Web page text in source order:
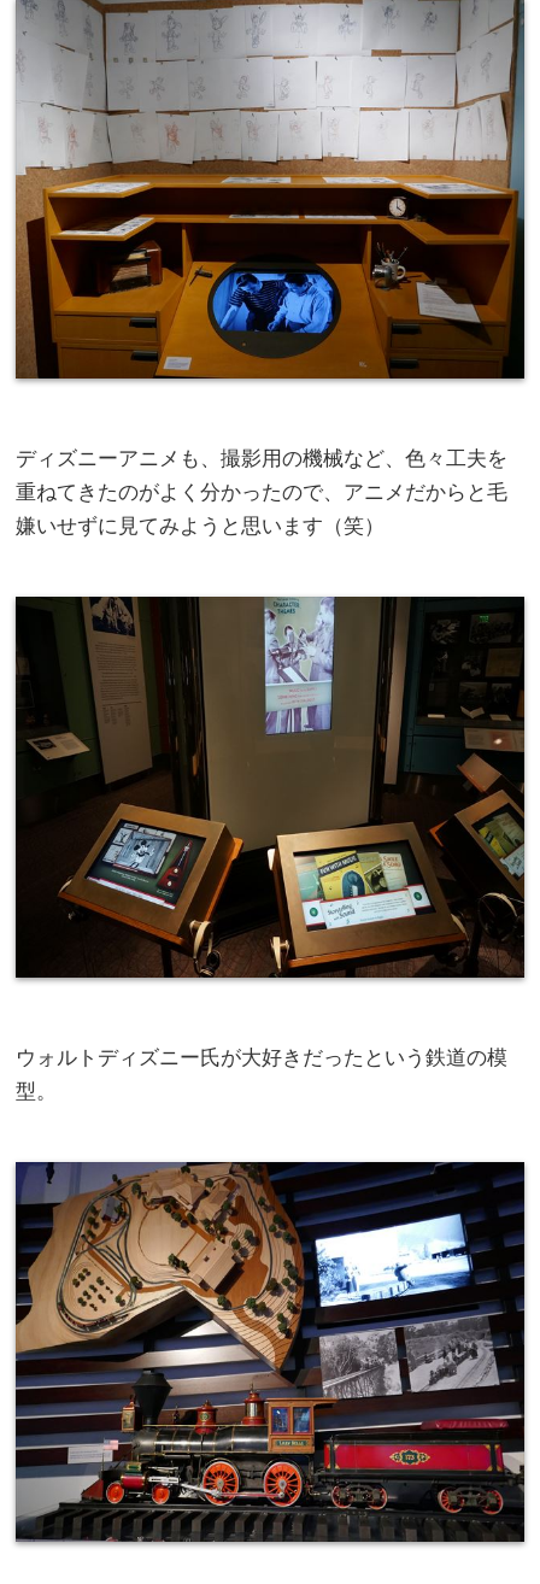
ディズニーアニメも、撮影用の機械など、色々工夫を
重ねてきたのがよく分かったので、アニメだからと毛
嫌いせずに見てみようと思います（笑）
ウォルトディズニー氏が大好きだったという鉄道の模
型。